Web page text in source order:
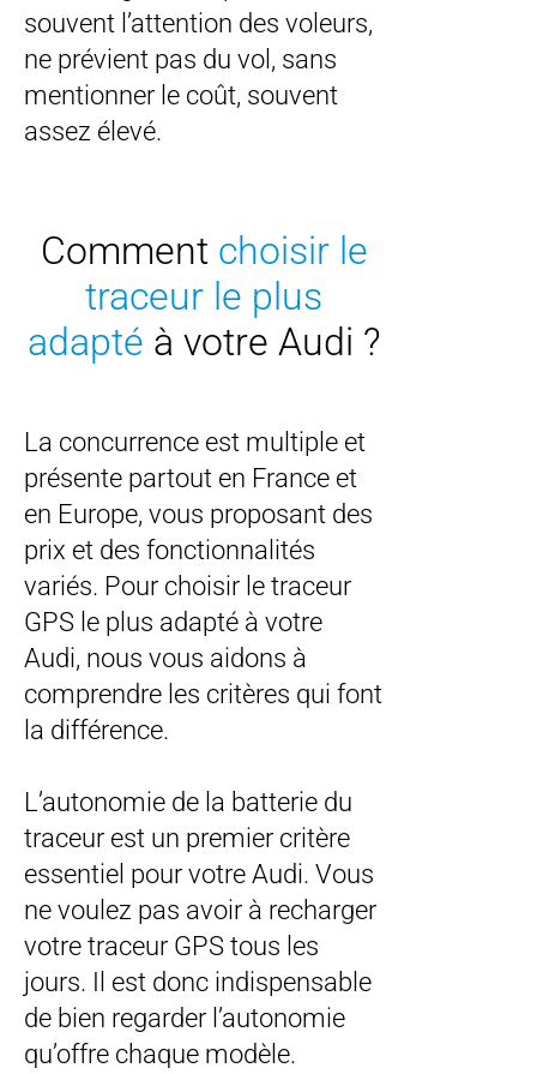
souvent l’attention des voleurs,
ne prévient pas du vol, sans
mentionner le coût, souvent
assez élevé.
Comment choisir le
traceur le plus
adapté à votre Audi ?
La concurrence est multiple et
présente partout en France et
en Europe, vous proposant des
prix et des fonctionnalités
variés. Pour choisir le traceur
GPS le plus adapté à votre
Audi, nous vous aidons à
comprendre les critères qui font
la différence.
L’autonomie de la batterie du
traceur est un premier critère
essentiel pour votre Audi. Vous
ne voulez pas avoir à recharger
votre traceur GPS tous les
jours. Il est donc indispensable
de bien regarder l’autonomie
qu’offre chaque modèle.